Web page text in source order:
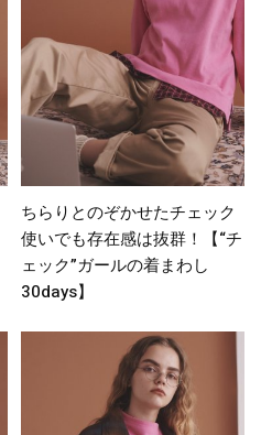
ちらりとのぞかせたチェック
使いでも存在感は抜群！【“チ
ェック”ガールの着まわし
30days】